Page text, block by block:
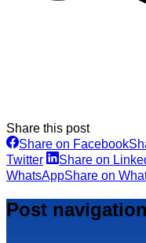
Share this post
Share on Facebook
Twitter
Share on
WhatsAppShare on
Post navigation